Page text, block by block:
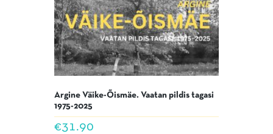
Argine Väike-Õismäe. Vaatan pildis tagasi
1975-2025
€31.90